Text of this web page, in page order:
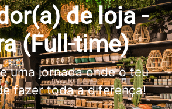
de loja -
(Full-time)
uma jornada onde o teu
fazer toda a diferença!